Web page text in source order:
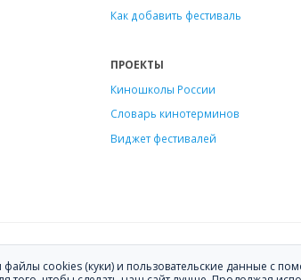
Как добавить фестиваль
ПРОЕКТЫ
Киношколы России
Словарь кинотерминов
Виджет фестивалей
.
cookies (куки) и пользовательские данные с